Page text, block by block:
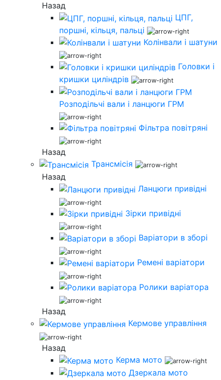
Назад
ЦПГ,
поршні, кільця, пальці
Колінвали і шатуни
Головки і
кришки циліндрів
Розподільчі вали і ланцюги ГРМ
Фільтра повітряні
Назад
Трансмісія
Назад
Ланцюги привідні
Зірки привідні
Варіатори в зборі
Ремені варіатори
Ролики варіатора
Назад
Кермове управління
Назад
Керма мото
Дзеркала мото